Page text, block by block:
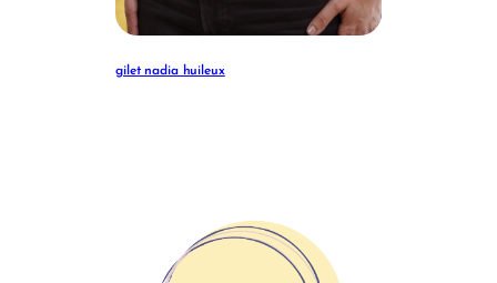
gilet nadia huileux